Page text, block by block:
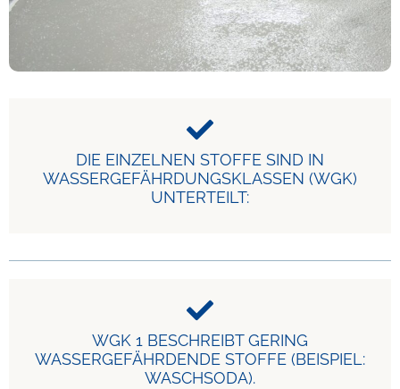
DIE EINZELNEN STOFFE SIND IN
WASSERGEFÄHRDUNGSKLASSEN (WGK)
UNTERTEILT:
WGK 1 BESCHREIBT GERING
WASSERGEFÄHRDENDE STOFFE (BEISPIEL:
WASCHSODA).